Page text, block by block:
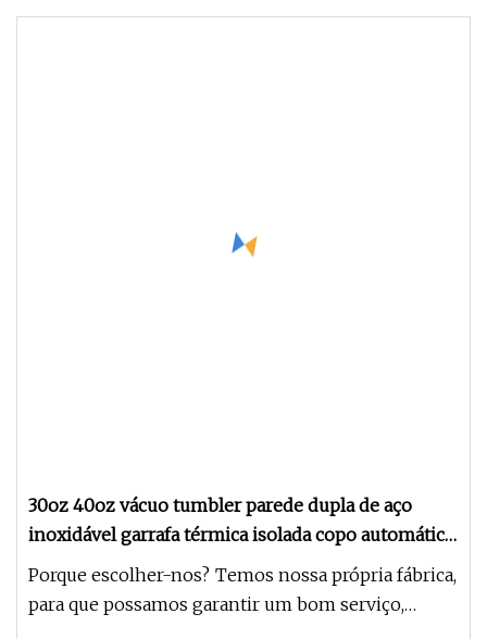
30oz 40oz vácuo tumbler parede dupla de aço
inoxidável garrafa térmica isolada copo automático
garrafa de água com alça tampa palha
Porque escolher-nos? Temos nossa própria fábrica,
para que possamos garantir um bom serviço,